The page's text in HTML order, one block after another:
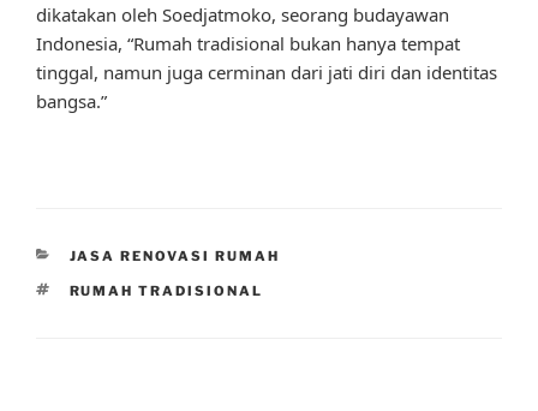
dikatakan oleh Soedjatmoko, seorang budayawan
Indonesia, “Rumah tradisional bukan hanya tempat
tinggal, namun juga cerminan dari jati diri dan identitas
bangsa.”
CATEGORIES
JASA RENOVASI RUMAH
TAGS
RUMAH TRADISIONAL